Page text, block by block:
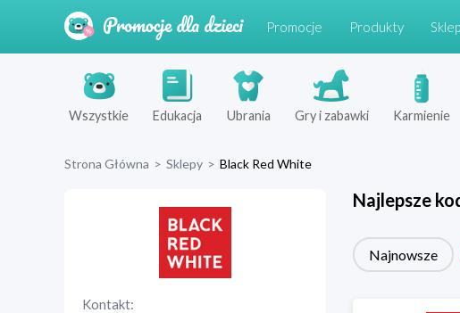
Promocje Produkty
Wszystkie Edukacja Ubrania Gry i zabawki Karmienie
Strona Główna > Sklepy > Black Red White
Kontakt:
Najlepsze
Najnowsze